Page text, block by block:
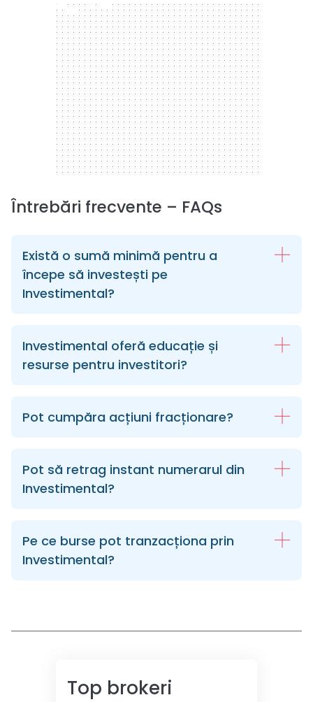
300 x 250
Întrebări frecvente – FAQs
Există o sumă minimă pentru a
începe să investești pe
Investimental?
Investimental oferă educație și
resurse pentru investitori?
Pot cumpăra acțiuni fracționare?
Pot să retrag instant numerarul din
Investimental?
Pe ce burse pot tranzacționa prin
Investimental?
Top brokeri